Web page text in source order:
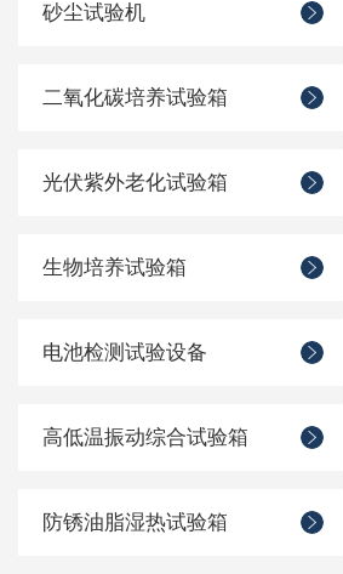
砂尘试验机
二氧化碳培养试验箱
光伏紫外老化试验箱
生物培养试验箱
电池检测试验设备
高低温振动综合试验箱
防锈油脂湿热试验箱